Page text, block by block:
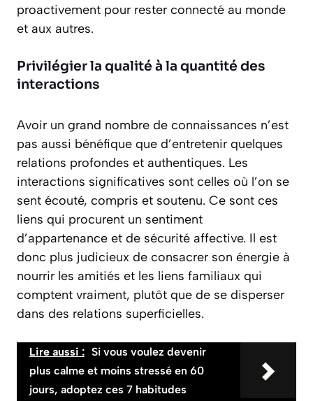
proactivement pour rester connecté au monde
et aux autres.
Privilégier la qualité à la quantité des
interactions
Avoir un grand nombre de connaissances n’est
pas aussi bénéfique que d’entretenir quelques
relations profondes et authentiques. Les
interactions significatives sont celles où l’on se
sent écouté, compris et soutenu. Ce sont ces
liens qui procurent un sentiment
d’appartenance et de sécurité affective. Il est
donc plus judicieux de consacrer son énergie à
nourrir les amitiés et les liens familiaux qui
comptent vraiment, plutôt que de se disperser
dans des relations superficielles.
Lire aussi : Si vous voulez devenir
plus calme et moins stressé en 60
jours, adoptez ces 7 habitudes